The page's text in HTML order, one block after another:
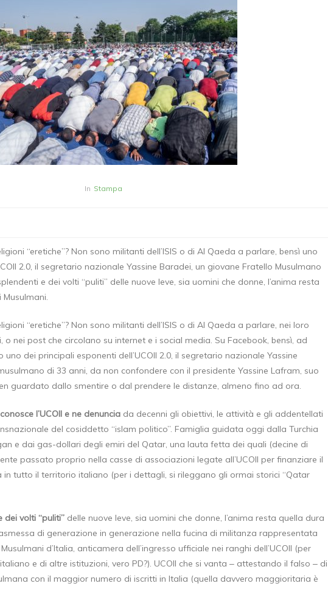
In Stampa
“eretiche”? Non sono militanti dell’ISIS o di Al Qaeda a parlare, bensì uno
2.0, il segretario nazionale Yassine Baradei, un giovane Fratello Musulmano
e dei volti “puliti” delle nuove leve, sia uomini che donne, l’anima resta
“eretiche”? Non sono militanti dell’ISIS o di Al Qaeda a parlare, nei loro
nei post che circolano su internet e i social media. Su Facebook, bensì, ad
dei principali esponenti dell’UCOII 2.0, il segretario nazionale Yassine
di 33 anni, da non confondere con il presidente Yassine Lafram, suo
guardato dallo smentire o dal prendere le distanze, almeno fino ad ora.
l’UCOII e ne denuncia da decenni gli obiettivi, le attività e gli addentellati
del cosiddetto “islam politico”. Famiglia guidata oggi dalla Turchia
e dai gas-dollari degli emiri del Qatar, una lauta fetta dei quali (decine di
passato proprio nella casse di associazioni legate all’UCOII per finanziare il
tutto il territorio italiano (per i dettagli, si rileggano gli ormai storici “Qatar
dei volti “puliti” delle nuove leve, sia uomini che donne, l’anima resta quella dura
di generazione in generazione nella fucina di militanza rappresentata
d’Italia, anticamera dell’ingresso ufficiale nei ranghi dell’UCOII (per
e di altre istituzioni, vero PD?). UCOII che si vanta ‒ attestando il falso ‒ di
con il maggior numero di iscritti in Italia (quella davvero maggioritaria è
SBAI
DELLE PARI
In Senza categoria